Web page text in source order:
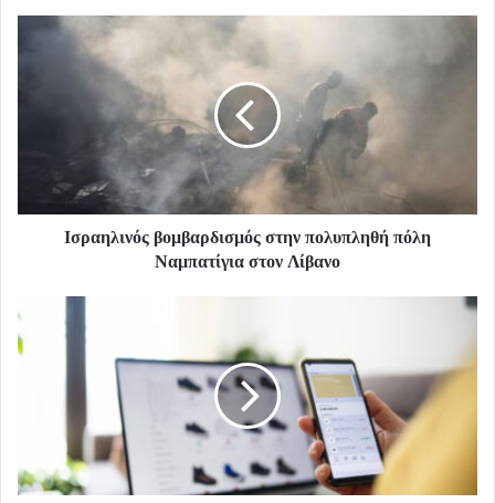
Ισραηλινός βομβαρδισμός στην πολυπληθή πόλη
Ναμπατίγια στον Λίβανο